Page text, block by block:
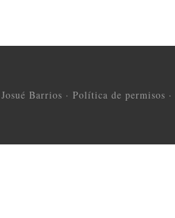
Josué Barrios · Política de permisos ·